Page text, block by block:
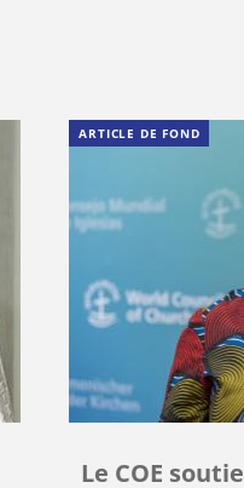
ARTICLE DE FOND
Le COE